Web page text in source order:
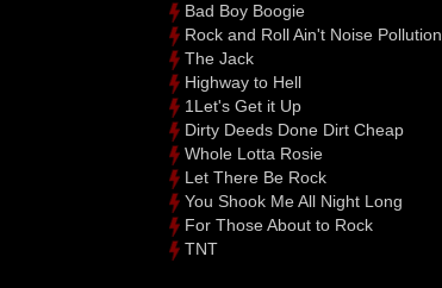
Bad Boy Boogie
Rock and Roll Ain't Noise Pollution
The Jack
Highway to Hell
1Let's Get it Up
Dirty Deeds Done Dirt Cheap
Whole Lotta Rosie
Let There Be Rock
You Shook Me All Night Long
For Those About to Rock
TNT